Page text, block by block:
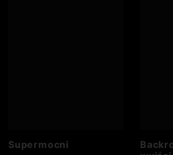
Supermocni